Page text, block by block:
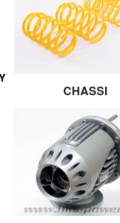
CHASSI